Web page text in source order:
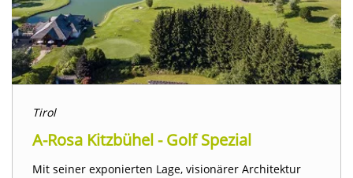
Tirol
A-Rosa Kitzbühel - Golf Spezial
Mit seiner exponierten Lage, visionärer Architektur